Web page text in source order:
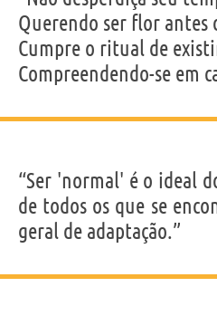
Querendo ser flor antes
Cumpre o ritual de
Compreendendo-se em
“Ser 'normal' é o ideal
de todos os que se
geral de adaptação.”